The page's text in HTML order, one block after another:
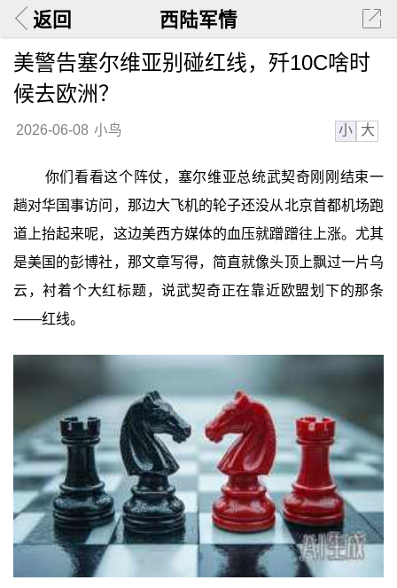
返回 西陆军情
美警告塞尔维亚别碰红线，歼10C啥时
候去欧洲？
2026-06-08 小鸟 小 大
你们看看这个阵仗，塞尔维亚总统武契奇刚刚结束一
趟对华国事访问，那边大飞机的轮子还没从北京首都机场跑
道上抬起来呢，这边美西方媒体的血压就蹭蹭往上涨。尤其
是美国的彭博社，那文章写得，简直就像头顶上飘过一片乌
云，衬着个大红标题，说武契奇正在靠近欧盟划下的那条
——红线。